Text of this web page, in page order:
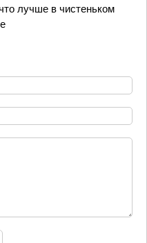
лучше в чистеньком